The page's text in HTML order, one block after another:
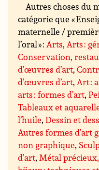
Autres choses du
catégorie que «
maternelle /
l’oral » :Arts,Arts :
Conservation,
d’œuvres d’art,
d’œuvres d’art,Art :
arts : formes d’art,
Tableaux et
l’huile,Dessin et
Autres formes d’art
non graphique,
d’art,Métal